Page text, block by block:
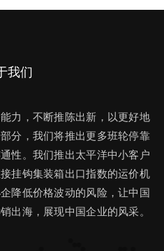
我们
力，不断推陈出新，以更好地
分，我们将推出更多班轮停靠
性。我们推出太平洋中小客户
挂钩集装箱出口指数的运价机
降低价格波动的风险，让中国
出海，展现中国企业的风采。